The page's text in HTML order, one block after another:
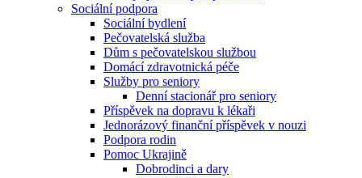
Sociální podpora
Sociální bydlení
Pečovatelská služba
Dům s pečovatelskou službou
Domácí zdravotnická péče
Služby pro seniory
Denní stacionář pro seniory
Příspěvek na dopravu k lékaři
Jednorázový finanční příspěvek v nouzi
Podpora rodin
Pomoc Ukrajině
Dobrodinci a dary